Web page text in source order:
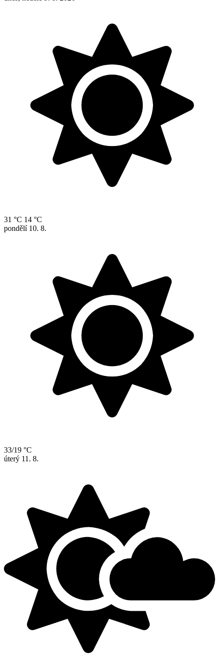
31 °C 14 °C
pondělí 10. 8.
33/19 °C
úterý 11. 8.